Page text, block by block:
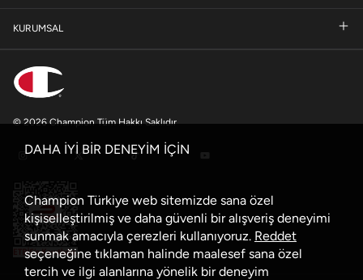
KURUMSAL
© 2026 Champion Tüm Hakkı Saklıdır
DAHA İYİ BİR DENEYİM İÇİN
Champion Türkiye web sitemizde sana özel
kişiselleştirilmiş ve daha güvenli bir alışveriş deneyimi
sunmak amacıyla çerezleri kullanıyoruz. Reddet
seçeneğine tıklaman halinde maalesef sana özel
tercih ve ilgi alanlarına yönelik bir deneyim